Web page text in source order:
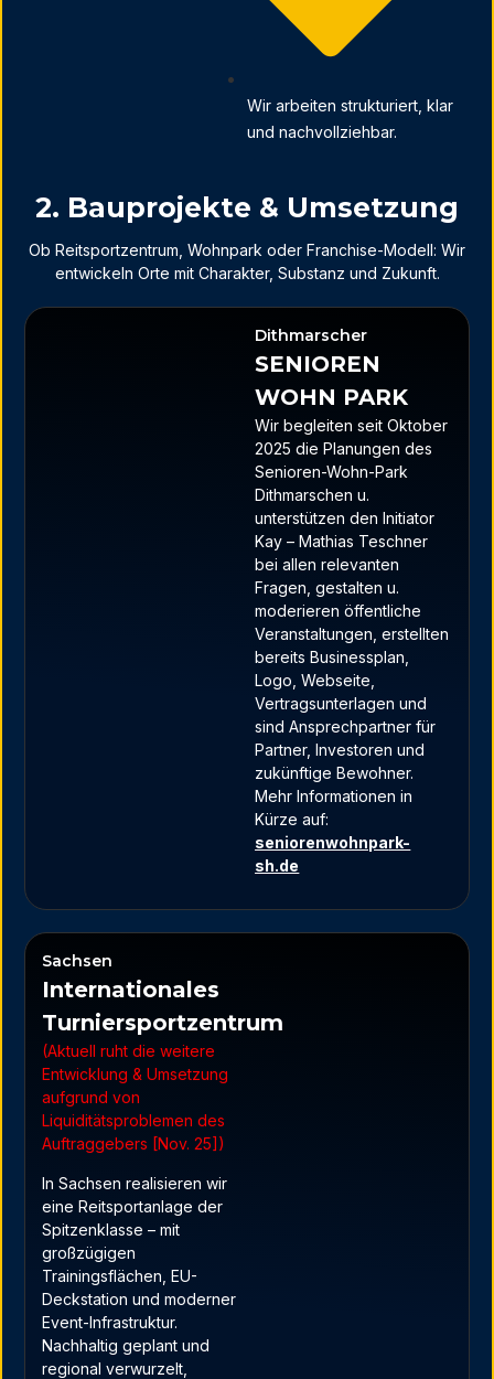
Wir arbeiten strukturiert, klar
und nachvollziehbar.
2. Bauprojekte & Umsetzung
Ob Reitsportzentrum, Wohnpark oder Franchise-Modell: Wir
entwickeln Orte mit Charakter, Substanz und Zukunft.
Dithmarscher
SENIOREN
WOHN PARK
Wir begleiten seit Oktober
2025 die Planungen des
Senioren-Wohn-Park
Dithmarschen u.
unterstützen den Initiator
Kay – Mathias Teschner
bei allen relevanten
Fragen, gestalten u.
moderieren öffentliche
Veranstaltungen, erstellten
bereits Businessplan,
Logo, Webseite,
Vertragsunterlagen und
sind Ansprechpartner für
Partner, Investoren und
zukünftige Bewohner.
Mehr Informationen in
Kürze auf:
seniorenwohnpark-
sh.de
Sachsen
Internationales
Turniersportzentrum
(Aktuell ruht die weitere
Entwicklung & Umsetzung
aufgrund von
Liquiditätsproblemen des
Auftraggebers [Nov. 25])
In Sachsen realisieren wir
eine Reitsportanlage der
Spitzenklasse – mit
großzügigen
Trainingsflächen, EU-
Deckstation und moderner
Event-Infrastruktur.
Nachhaltig geplant und
regional verwurzelt,